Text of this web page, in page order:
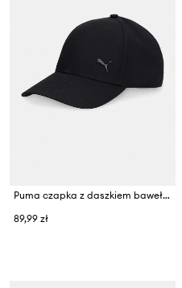
Puma czapka z daszkiem bawełniana ELEVATED
89,99 zł